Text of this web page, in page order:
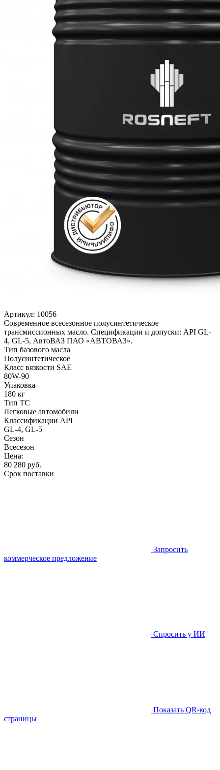
Артикул: 10056
Современное всесезонное полусинтетическое
трансмиссионных масло. Спецификации и допуски: API GL-
4, GL-5, АвтоВАЗ ПАО «АВТОВАЗ».
Тип базового масла
Полусинтетическое
Класс вязкости SAE
80W-90
Упаковка
180 кг
Тип ТС
Легковые автомобили
Классификации API
GL-4, GL-5
Сезон
Всесезон
Цена:
80 280 руб.
Срок поставки
Запросить
коммерческое предложение
Спросить у ИИ
Показать QR-код
страницы